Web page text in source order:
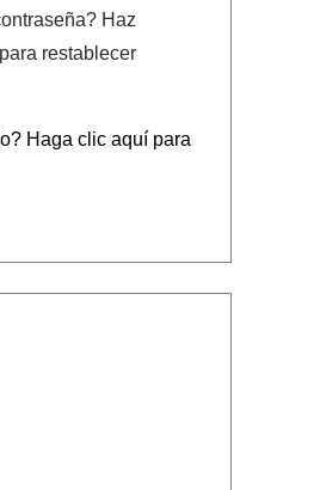
Haz
restablecer
Haga clic aquí para